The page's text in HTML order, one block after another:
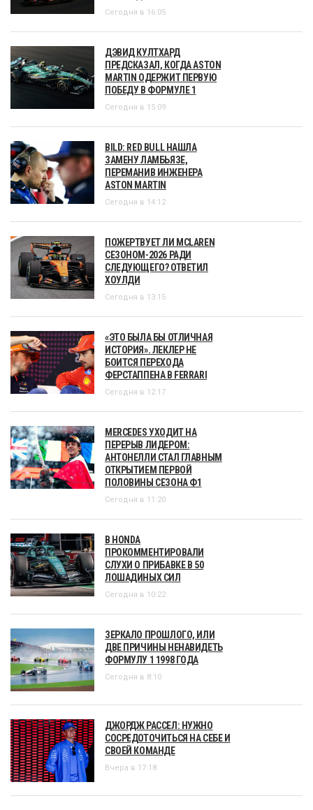
Сегодня в 16:05
ДЭВИД КУЛТХАРД
ПРЕДСКАЗАЛ, КОГДА ASTON
MARTIN ОДЕРЖИТ ПЕРВУЮ
ПОБЕДУ В ФОРМУЛЕ 1
Сегодня в 15:09
BILD: RED BULL НАШЛА
ЗАМЕНУ ЛАМБЬЯЗЕ,
ПЕРЕМАНИВ ИНЖЕНЕРА
ASTON MARTIN
Сегодня в 14:12
ПОЖЕРТВУЕТ ЛИ MCLAREN
СЕЗОНОМ-2026 РАДИ
СЛЕДУЮЩЕГО? ОТВЕТИЛ
ХОУЛДИ
Сегодня в 13:15
«ЭТО БЫЛА БЫ ОТЛИЧНАЯ
ИСТОРИЯ». ЛЕКЛЕР НЕ
БОИТСЯ ПЕРЕХОДА
ФЕРСТАППЕНА В FERRARI
Сегодня в 12:17
MERCEDES УХОДИТ НА
ПЕРЕРЫВ ЛИДЕРОМ:
АНТОНЕЛЛИ СТАЛ ГЛАВНЫМ
ОТКРЫТИЕМ ПЕРВОЙ
ПОЛОВИНЫ СЕЗОНА Ф1
Сегодня в 11:20
В HONDA
ПРОКОММЕНТИРОВАЛИ
СЛУХИ О ПРИБАВКЕ В 50
ЛОШАДИНЫХ СИЛ
Сегодня в 10:22
ЗЕРКАЛО ПРОШЛОГО, ИЛИ
ДВЕ ПРИЧИНЫ НЕНАВИДЕТЬ
ФОРМУЛУ 1 1998 ГОДА
Сегодня в 8:10
ДЖОРДЖ РАССЕЛ: НУЖНО
СОСРЕДОТОЧИТЬСЯ НА СЕБЕ И
СВОЕЙ КОМАНДЕ
Вчера в 17:18